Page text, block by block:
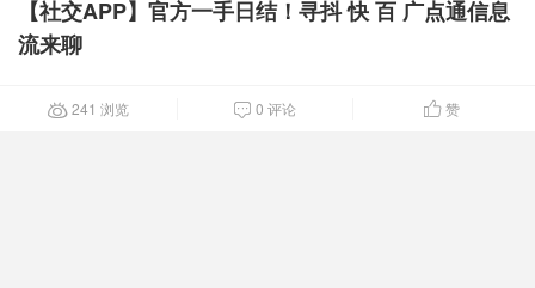
【社交APP】官方一手日结！寻抖 快 百 广点通信息
流来聊
241 浏览  0 评论 赞